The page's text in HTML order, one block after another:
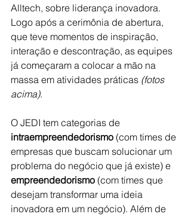
Alltech, sobre liderança inovadora.
Logo após a cerimônia de abertura,
que teve momentos de inspiração,
interação e descontração, as equipes
já começaram a colocar a mão na
massa em atividades práticas (fotos
acima).
O JEDI tem categorias de
intraempreendedorismo (com times de
empresas que buscam solucionar um
problema do negócio que já existe) e
empreendedorismo (com times que
desejam transformar uma ideia
inovadora em um negócio). Além de